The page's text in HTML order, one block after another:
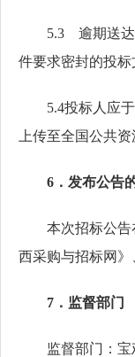
5.3 逾期送达
件要求密封的投标
5.4投标人应
上传至全国公共
6．发布公告
本次招标公告
西采购与招标网》
7．监督部门
监督部门：